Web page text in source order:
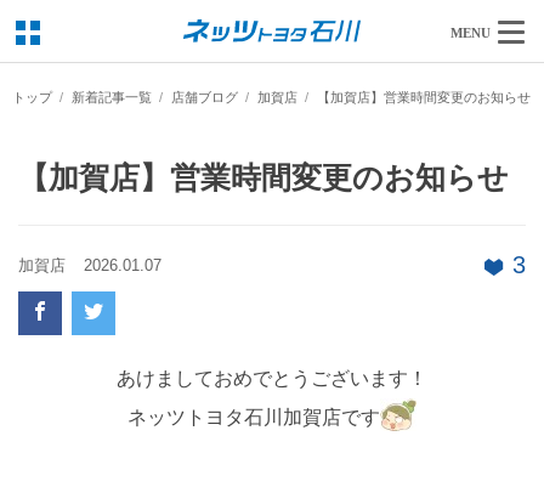
MENU
トップ 新着記事一覧 店舗ブログ 加賀店 【加賀店】営業時間変更のお知らせ
【加賀店】営業時間変更のお知らせ
加賀店 2026.01.07 3
あけましておめでとうございます！
ネッツトヨタ石川加賀店です